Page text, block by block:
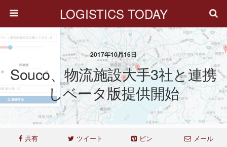
LOGISTICS TODAY
2017年10月16日
Souco、物流施設大手3社と連携
しベータ版提供開始
共有 ツイート ピン メール